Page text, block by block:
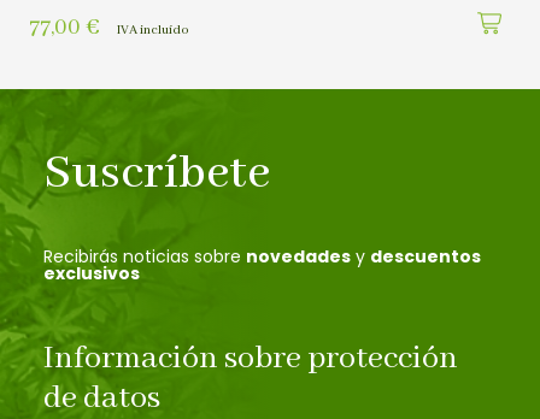
77,00 € IVA incluído
Suscríbete
Recibirás noticias sobre novedades y descuentos
exclusivos
Información sobre protección
de datos